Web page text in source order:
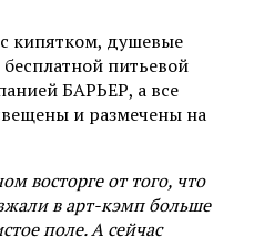
кипятком, душевые
питьевой
БАРЬЕР, а все
и размечены на
восторге от того, что
в арт-кэмп больше
поле. А сейчас